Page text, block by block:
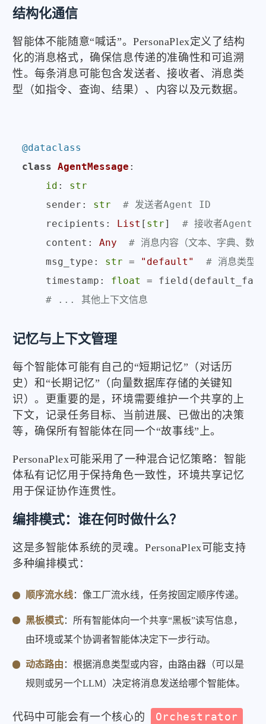
结构化通信
智能体不能随意“喊话”。PersonaPlex定义了结构
化的消息格式，确保信息传递的准确性和可追溯
性。每条消息可能包含发送者、接收者、消息类
型（如指令、查询、结果）、内容以及元数据。
@dataclass
class AgentMessage :
id : str
    sender:
str
# 发送者Agent ID
    recipients:
List [ str] # 接收者Agent
    content:
Any
# 消息内容（文本、字典、数据
    msg_type:
str = "default"
# 消息类型
    timestamp:
float
=
# ... 其他上下文信息
记忆与上下文管理
每个智能体可能有自己的“短期记忆”（对话历
史）和“长期记忆”（向量数据库存储的关键知
识）。更重要的是，环境需要维护一个共享的上
下文，记录任务目标、当前进展、已做出的决策
等，确保所有智能体在同一个“故事线”上。
PersonaPlex可能采用了一种混合记忆策略：智能
体私有记忆用于保持角色一致性，环境共享记忆
用于保证协作连贯性。
编排模式：谁在何时做什么？
这是多智能体系统的灵魂。PersonaPlex可能支持
多种编排模式：
顺序流水线：像工厂流水线，任务按固定顺序传递。
黑板模式：所有智能体向一个共享“黑板”读写信息，
由环境或某个协调者智能体决定下一步行动。
动态路由 ：根据消息类型或内容，由路由器（可以是
规则或另一个LLM）决定将消息发送给哪个智能体。
代码中可能会有一个核心的
Orchestrator